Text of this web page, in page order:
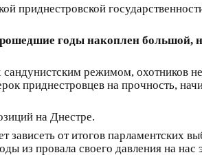
приднестровской
годы накоплен большой,
режимом, охотников
приднестровцев на прочность,
на Днестре.
от итогов парламентских
из провала своего давления на нас